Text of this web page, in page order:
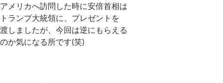
アメリカへ訪問した時に安倍首相は
トランプ大統領に、プレゼントを
渡しましたが、今回は逆にもらえる
のか気になる所です(笑)